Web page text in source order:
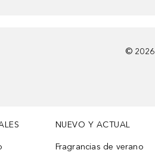
© 2026
NUEVO Y ACTUAL
Fragrancias de verano